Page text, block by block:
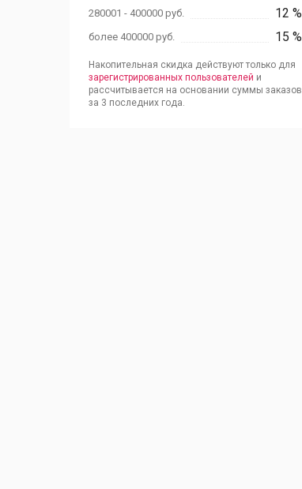
12 %
280001 - 400000 руб.
15 %
более 400000 руб.
Накопительная скидка действуют только для
зарегистрированных пользователей и
рассчитывается на основании суммы заказов
за 3 последних года.